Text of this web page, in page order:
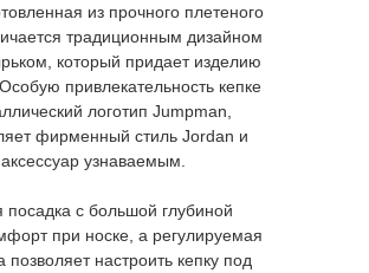
из прочного плетеного
традиционным дизайном
который придает изделию
привлекательность кепке
логотип Jumpman,
фирменный стиль Jordan и
узнаваемым.
с большой глубиной
при носке, а регулируемая
позволяет настроить кепку под